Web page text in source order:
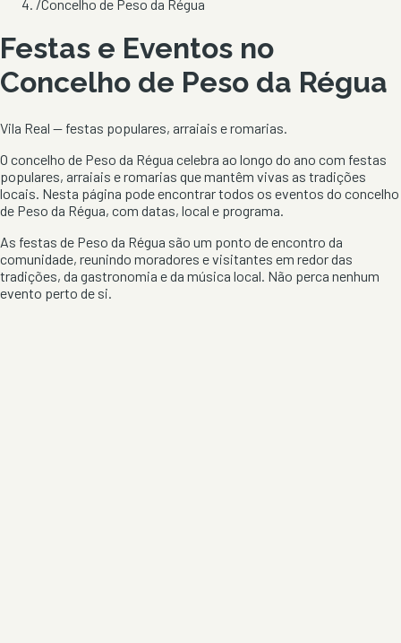
/Concelho de Peso da Régua
Festas e Eventos no
Concelho de Peso da Régua
Vila Real — festas populares, arraiais e romarias.
O concelho de Peso da Régua celebra ao longo do ano com festas
populares, arraiais e romarias que mantêm vivas as tradições
locais. Nesta página pode encontrar todos os eventos do concelho
de Peso da Régua, com datas, local e programa.
As festas de Peso da Régua são um ponto de encontro da
comunidade, reunindo moradores e visitantes em redor das
tradições, da gastronomia e da música local. Não perca nenhum
evento perto de si.